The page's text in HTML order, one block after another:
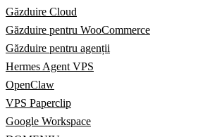
Găzduire Cloud
Găzduire pentru WooCommerce
Găzduire pentru agenții
Hermes Agent VPS
OpenClaw
VPS Paperclip
Google Workspace